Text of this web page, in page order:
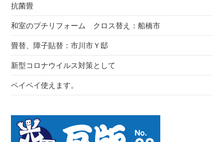
抗菌畳
和室のプチリフォーム クロス替え：船橋市
畳替、障子貼替：市川市Ｙ邸
新型コロナウイルス対策として
ペイペイ使えます。